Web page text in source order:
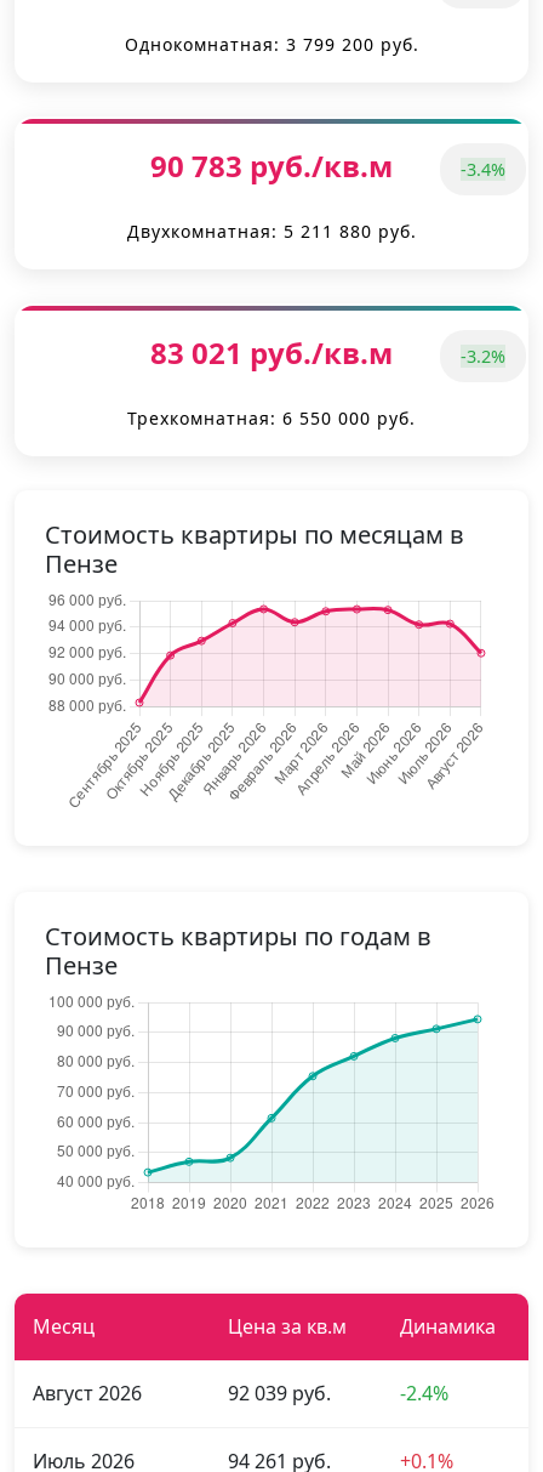
Однокомнатная: 3 799 200 руб.
90 783 руб./кв.м -3.4%
Двухкомнатная: 5 211 880 руб.
83 021 руб./кв.м -3.2%
Трехкомнатная: 6 550 000 руб.
Стоимость квартиры по месяцам в
Пензе
Стоимость квартиры по годам в
Пензе
Месяц Цена за кв.м Динамика
Август 2026 92 039 руб. -2.4%
Июль 2026 94 261 руб. +0.1%